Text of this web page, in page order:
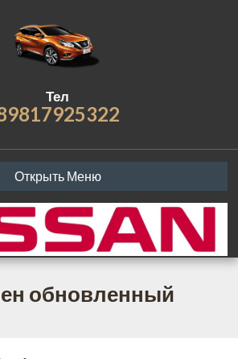
Тел
Открыть Меню
обновленный